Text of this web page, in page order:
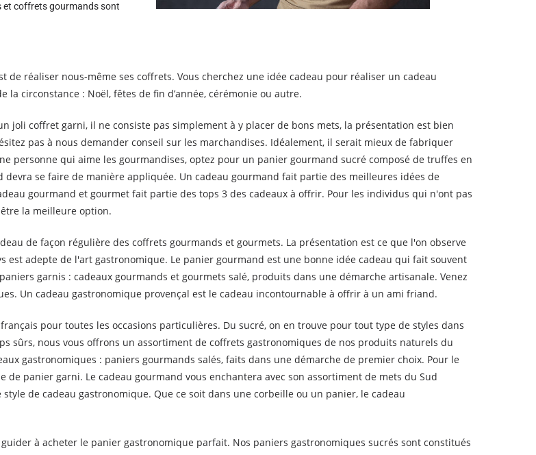
et coffrets gourmands sont
réaliser nous-même ses coffrets. Vous cherchez une idée cadeau pour réaliser un cadeau
circonstance : Noël, fêtes de fin d’année, cérémonie ou autre.
coffret garni, il ne consiste pas simplement à y placer de bons mets, la présentation est bien
pas à nous demander conseil sur les marchandises. Idéalement, il serait mieux de fabriquer
personne qui aime les gourmandises, optez pour un panier gourmand sucré composé de truffes en
se faire de manière appliquée. Un cadeau gourmand fait partie des meilleures idées de
gourmand et gourmet fait partie des tops 3 des cadeaux à offrir. Pour les individus qui n'ont pas
la meilleure option.
de façon régulière des coffrets gourmands et gourmets. La présentation est ce que l'on observe
adepte de l'art gastronomique. Le panier gourmand est une bonne idée cadeau qui fait souvent
garnis : cadeaux gourmands et gourmets salé, produits dans une démarche artisanale. Venez
Un cadeau gastronomique provençal est le cadeau incontournable à offrir à un ami friand.
pour toutes les occasions particulières. Du sucré, on en trouve pour tout type de styles dans
sûrs, nous vous offrons un assortiment de coffrets gastronomiques de nos produits naturels du
gastronomiques : paniers gourmands salés, faits dans une démarche de premier choix. Pour le
panier garni. Le cadeau gourmand vous enchantera avec son assortiment de mets du Sud
de cadeau gastronomique. Que ce soit dans une corbeille ou un panier, le cadeau
à acheter le panier gastronomique parfait. Nos paniers gastronomiques sucrés sont constitués